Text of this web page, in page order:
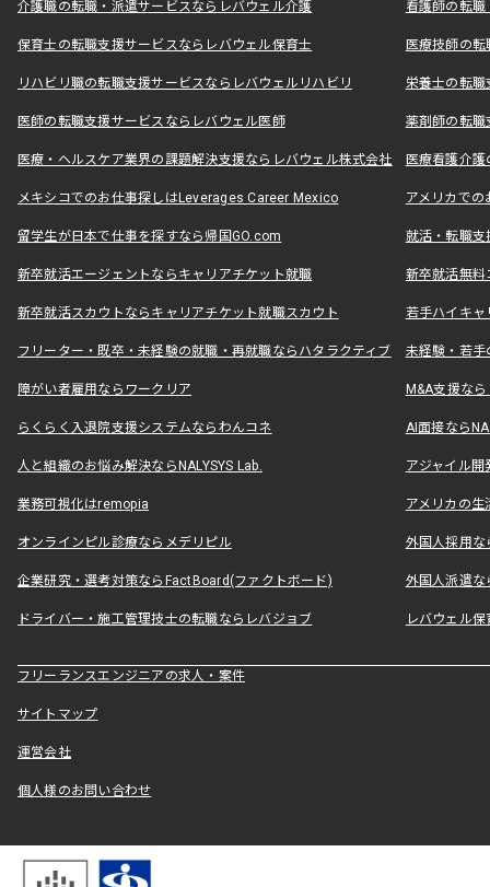
介護職の転職・派遣サービスならレバウェル介護 看護師の転
保育士の転職支援サービスならレバウェル保育士 医療技師の
リハビリ職の転職支援サービスならレバウェルリハビリ 栄養士の転
医師の転職支援サービスならレバウェル医師 薬剤師の転
医療・ヘルスケア業界の課題解決支援ならレバウェル株式会社 医療看護介
メキシコでのお仕事探しはLeverages Career Mexico アメリカで
留学生が日本で仕事を探すなら帰国GO.com 就活・転職
新卒就活エージェントならキャリアチケット就職 新卒就活無料
新卒就活スカウトならキャリアチケット就職スカウト 若手ハイキ
フリーター・既卒・未経験の就職・再就職ならハタラクティブ 未経験・若手
障がい者雇用ならワークリア M&A支援な
らくらく入退院支援システムならわんコネ AI面接なら
人と組織のお悩み解決ならNALYSYS Lab. アジャイル
業務可視化はremopia アメリカの
オンラインピル診療ならメデリピル 外国人採用
企業研究・選考対策ならFactBoard(ファクトボード) 外国人派遣な
ドライバー・施工管理技士の転職ならレバジョブ レバウェル
フリーランスエンジニアの求人・案件
サイトマップ
運営会社
個人様のお問い合わせ